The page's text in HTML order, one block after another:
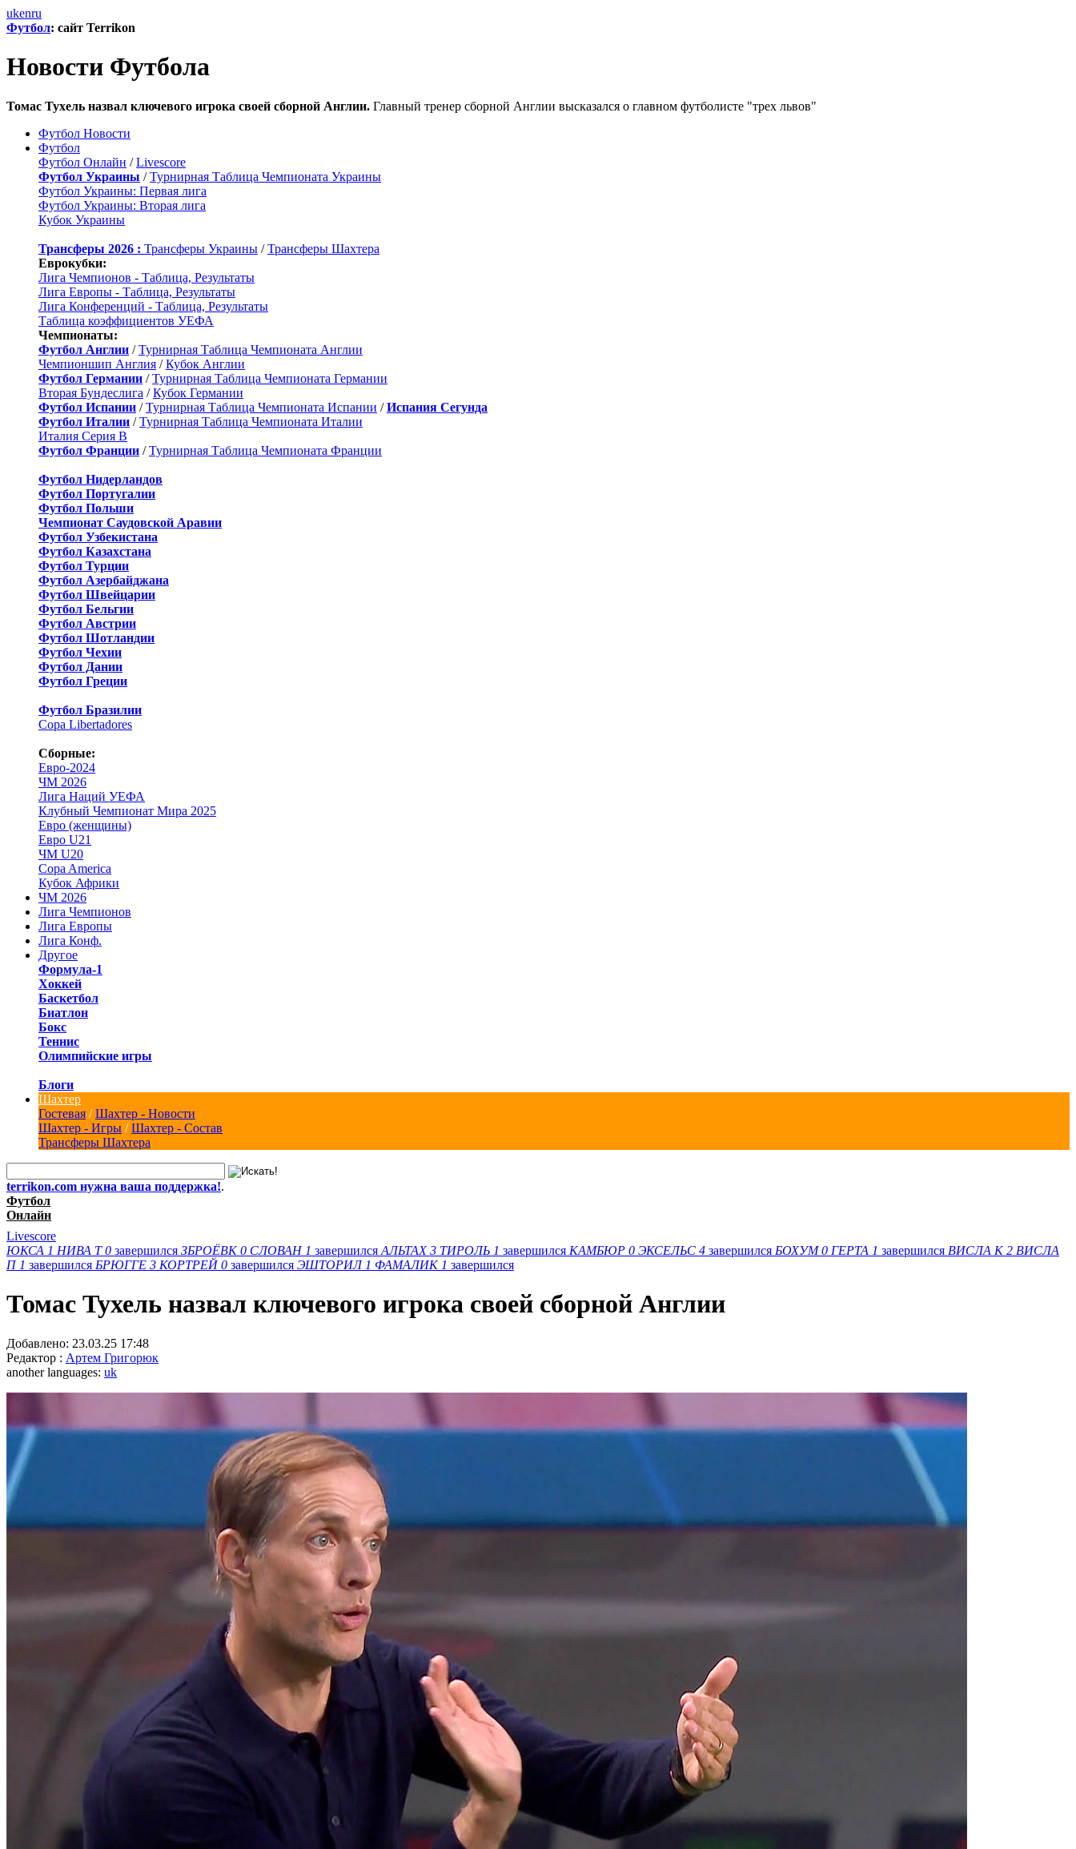
ukenru
Футбол: сайт Terrikon
Новости Футбола
Томас Тухель назвал ключевого игрока своей сборной Англии. Главный тренер сборной Англии высказался о главном футболисте "трех львов"
Футбол Новости
Футбол
Футбол Онлайн /Livescore
Футбол Украины /Турнирная Таблица Чемпионата Украины
Футбол Украины: Первая лига
Футбол Украины: Вторая лига
Кубок Украины
Трансферы 2026 : Трансферы Украины /Трансферы Шахтера
Еврокубки:
Лига Чемпионов - Таблица, Результаты
Лига Европы - Таблица, Результаты
Лига Конференций - Таблица, Результаты
Таблица коэффициентов УЕФА
Чемпионаты:
Футбол Англии /Турнирная Таблица Чемпионата Англии
Чемпионшип Англия /Кубок Англии
Футбол Германии /Турнирная Таблица Чемпионата Германии
Вторая Бундеслига /Кубок Германии
Футбол Испании /Турнирная Таблица Чемпионата Испании /Испания Сегунда
Футбол Италии /Турнирная Таблица Чемпионата Италии
Италия Серия B
Футбол Франции /Турнирная Таблица Чемпионата Франции
Футбол Нидерландов
Футбол Португалии
Футбол Польши
Чемпионат Саудовской Аравии
Футбол Узбекистана
Футбол Казахстана
Футбол Турции
Футбол Азербайджана
Футбол Швейцарии
Футбол Бельгии
Футбол Австрии
Футбол Шотландии
Футбол Чехии
Футбол Дании
Футбол Греции
Футбол Бразилии
Copa Libertadores
Сборные:
Евро-2024
ЧМ 2026
Лига Наций УЕФА
Клубный Чемпионат Мира 2025
Евро (женщины)
Евро U21
ЧМ U20
Copa America
Кубок Африки
ЧМ 2026
Лига Чемпионов
Лига Европы
Лига Конф.
Другое
Формула-1
Хоккей
Баскетбол
Биатлон
Бокс
Теннис
Олимпийские игры
Блоги
Шахтер
Гостевая /Шахтер - Новости
Шахтер - Игры /Шахтер - Состав
Трансферы Шахтера
terrikon.com нужна ваша поддержка!.
Футбол
Онлайн
Livescore
ЮКСА 1 НИВА Т 0 завершился ЗБРОЁВК 0 СЛОВАН 1 завершился АЛЬТАХ 3 ТИРОЛЬ 1 завершился КАМБЮР 0 ЭКСЕЛЬС 4 завершился БОХУМ 0 ГЕРТА 1 завершился ВИСЛА K 2 ВИСЛА
П 1 завершился БРЮГГЕ 3 КОРТРЕЙ 0 завершился ЭШТОРИЛ 1 ФАМАЛИК 1 завершился
Томас Тухель назвал ключевого игрока своей сборной Англии
Добавлено: 23.03.25 17:48
Редактор : Артем Григорюк
another languages: uk